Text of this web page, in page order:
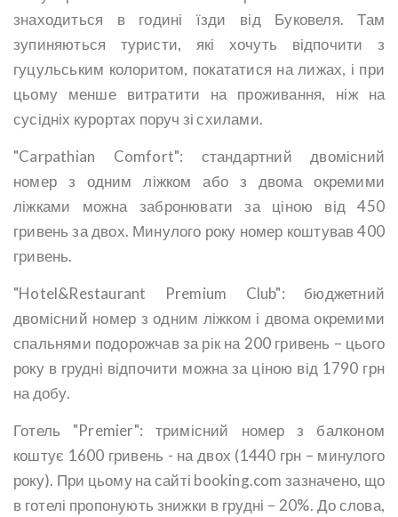
знаходиться в годині їзди від Буковеля. Там
зупиняються туристи, які хочуть відпочити з
гуцульським колоритом, покататися на лижах, і при
цьому менше витратити на проживання, ніж на
сусідніх курортах поруч зі схилами.
"Carpathian Comfort": стандартний двомісний
номер з одним ліжком або з двома окремими
ліжками можна забронювати за ціною від 450
гривень за двох. Минулого року номер коштував 400
гривень.
"Hotel&Restaurant Premium Club": бюджетний
двомісний номер з одним ліжком і двома окремими
спальнями подорожчав за рік на 200 гривень – цього
року в грудні відпочити можна за ціною від 1790 грн
на добу.
Готель "Premier": тримісний номер з балконом
коштує 1600 гривень - на двох (1440 грн – минулого
року). При цьому на сайті booking.com зазначено, що
в готелі пропонують знижки в грудні – 20%. До слова,